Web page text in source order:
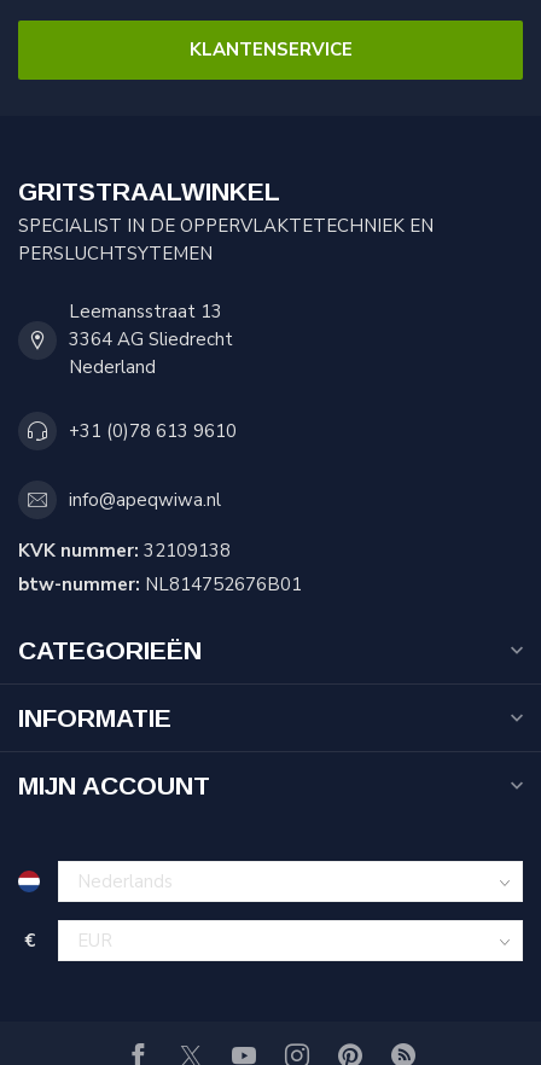
KLANTENSERVICE
GRITSTRAALWINKEL
SPECIALIST IN DE OPPERVLAKTETECHNIEK EN
PERSLUCHTSYTEMEN
Leemansstraat 13
3364 AG Sliedrecht
Nederland
+31 (0)78 613 9610
info@apeqwiwa.nl
KVK nummer: 32109138
btw-nummer: NL814752676B01
CATEGORIEËN
INFORMATIE
MIJN ACCOUNT
€